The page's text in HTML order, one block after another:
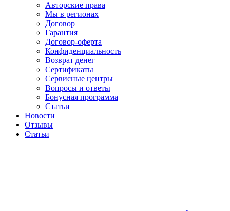
Авторские права
Мы в регионах
Договор
Гарантия
Договор-оферта
Конфиденциальность
Возврат денег
Сертификаты
Сервисные центры
Вопросы и ответы
Бонусная программа
Статьи
Новости
Отзывы
Статьи